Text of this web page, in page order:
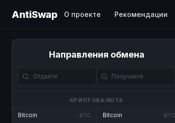
AntiSwap О проекте Рекомендации
Направления обмена
КРИПТОВАЛЮТА
Bitcoin BTC Bitcoin BTC